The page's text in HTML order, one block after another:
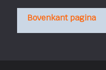
Bovenkant pagina